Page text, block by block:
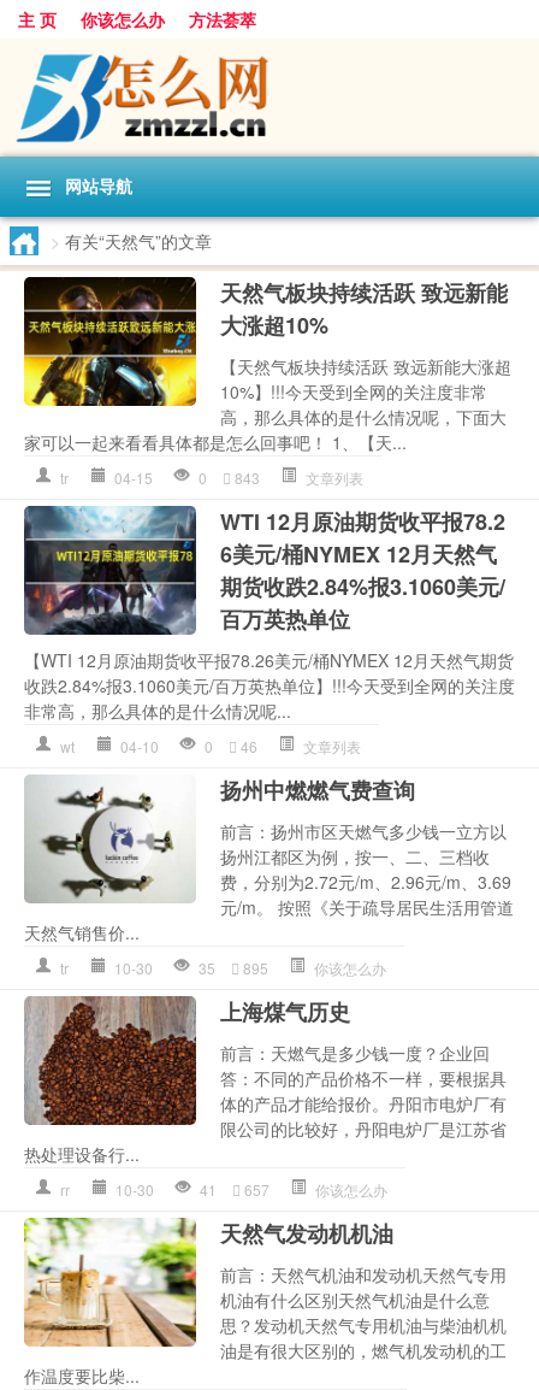
主 页 你该怎么办 方法荟萃
网站导航
> 有关“天然气”的文章
天然气板块持续活跃 致远新能
大涨超10%
【天然气板块持续活跃 致远新能大涨超
10%】!!!今天受到全网的关注度非常
高，那么具体的是什么情况呢，下面大
家可以一起来看看具体都是怎么回事吧！ 1、【天...
tr 04-15 0 843 文章列表
WTI 12月原油期货收平报78.2
6美元/桶NYMEX 12月天然气
期货收跌2.84%报3.1060美元/
百万英热单位
【WTI 12月原油期货收平报78.26美元/桶NYMEX 12月天然气期货
收跌2.84%报3.1060美元/百万英热单位】!!!今天受到全网的关注度
非常高，那么具体的是什么情况呢...
wt 04-10 0 46 文章列表
扬州中燃燃气费查询
前言：扬州市区天燃气多少钱一立方以
扬州江都区为例，按一、二、三档收
费，分别为2.72元/m、2.96元/m、3.69
元/m。 按照《关于疏导居民生活用管道
天然气销售价...
tr 10-30 35 895 你该怎么办
上海煤气历史
前言：天燃气是多少钱一度？企业回
答：不同的产品价格不一样，要根据具
体的产品才能给报价。丹阳市电炉厂有
限公司的比较好，丹阳电炉厂是江苏省
热处理设备行...
rr 10-30 41 657 你该怎么办
天然气发动机机油
前言：天然气机油和发动机天然气专用
机油有什么区别天然气机油是什么意
思？发动机天然气专用机油与柴油机机
油是有很大区别的，燃气机发动机的工
作温度要比柴...